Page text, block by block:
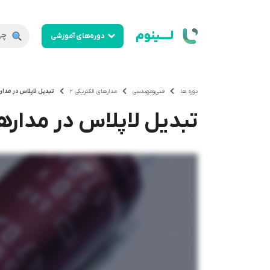
لــــینوم دوره‌های آموزشی
دوره ها فنی‌ومهندسی مدارهای الکتریکی 2 تبدیل لاپلاس در
تبدیل لاپلاس در